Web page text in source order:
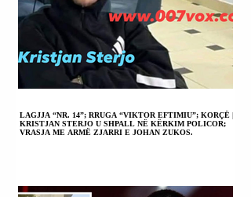
LAGJJA “NR. 14”; RRUGA “VIKTOR EFTIMIU”; KORÇË |
KRISTJAN STERJO U SHPALL NË KËRKIM POLICOR;
VRASJA ME ARMË ZJARRI E JOHAN ZUKOS.